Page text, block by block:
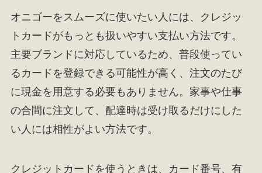
オニゴーをスムーズに使いたい人には、クレジッ
トカードがもっとも扱いやすい支払い方法です。
主要ブランドに対応しているため、普段使ってい
るカードを登録できる可能性が高く、注文のたび
に現金を用意する必要もありません。家事や仕事
の合間に注文して、配達時は受け取るだけにした
い人には相性がよい方法です。
クレジットカードを使うときは、カード番号、有